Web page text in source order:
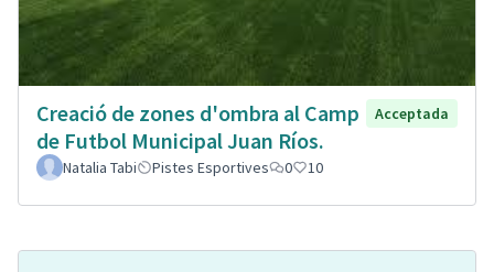
Creació de zones d'ombra al Camp
de Futbol Municipal Juan Ríos.
Acceptada
Natalia Tabi Pistes Esportives 0 10